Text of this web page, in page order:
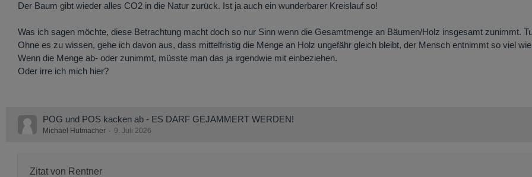
Der Baum gibt wieder alles CO2 in die Natur zurück. Ist ja auch ein wunderbarer Kreislauf so!
Was ich sagen möchte, diese Betrachtung macht doch so nur Sinn wenn die Gesamtmenge an Bäumen/Holz insgesamt zunimmt.
Ohne es zu wissen, gehe ich davon aus, dass mittelfristig die Menge an Holz ungefähr gleich bleibt, der Mensch entnimmt so viel
Wenn die Menge ab- oder zunimmt, müsste man das ja irgendwie mit einbeziehen.
Oder irre ich mich hier?
POG und POS kacken ab - ES DARF GEJAMMERT WERDEN!
Michael Hutmacher 9. Juli 2026
Zitat von Rentner